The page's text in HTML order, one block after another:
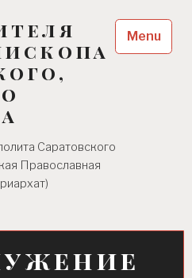
Саратовского
Православная
Menu